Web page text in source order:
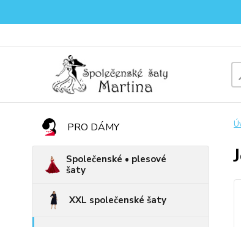
PRO DÁMY
Společenské • plesové
šaty
XXL společenské šaty